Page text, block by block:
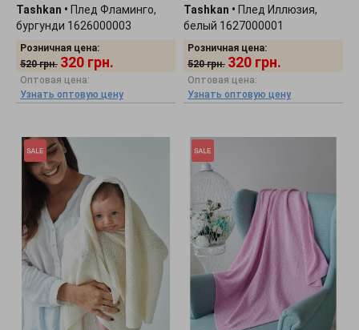
Tashkan • Плед Фламинго,
бургунди 1626000003
Розничная цена:
520 грн. 320 грн.
Оптовая цена:
Узнать оптовую цену
Tashkan • Плед Иллюзия,
белый 1627000001
Розничная цена:
520 грн. 320 грн.
Оптовая цена:
Узнать оптовую цену